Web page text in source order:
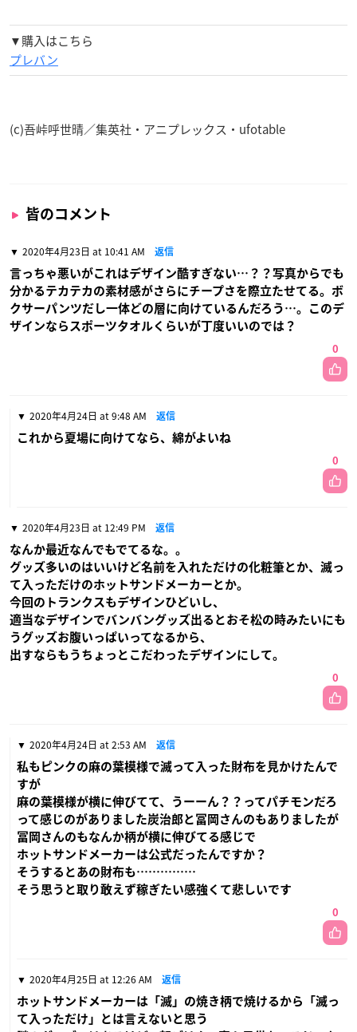
▼購入はこちら
プレバン
(c)吾峠呼世晴／集英社・アニプレックス・ufotable
皆のコメント
2020年4月23日 at 10:41 AM 返信
言っちゃ悪いがこれはデザイン酷すぎない…？？写真からでも
分かるテカテカの素材感がさらにチープさを際立たせてる。ボ
クサーパンツだし一体どの層に向けているんだろう…。このデ
ザインならスポーツタオルくらいが丁度いいのでは？
0
2020年4月24日 at 9:48 AM 返信
これから夏場に向けてなら、綿がよいね
0
2020年4月23日 at 12:49 PM 返信
なんか最近なんでもでてるな。。
グッズ多いのはいいけど名前を入れただけの化粧筆とか、滅っ
て入っただけのホットサンドメーカーとか。
今回のトランクスもデザインひどいし、
適当なデザインでバンバングッズ出るとおそ松の時みたいにも
うグッズお腹いっぱいってなるから、
出すならもうちょっとこだわったデザインにして。
0
2020年4月24日 at 2:53 AM 返信
私もピンクの麻の葉模様で滅って入った財布を見かけたんで
すが
麻の葉模様が横に伸びてて、うーーん？？ってパチモンだろ
って感じのがありました炭治郎と冨岡さんのもありましたが
冨岡さんのもなんか柄が横に伸びてる感じで
ホットサンドメーカーは公式だったんですか？
そうするとあの財布も……………
そう思うと取り敢えず稼ぎたい感強くて悲しいです
0
2020年4月25日 at 12:26 AM 返信
ホットサンドメーカーは「滅」の焼き柄で焼けるから「滅っ
て入っただけ」とは言えないと思う